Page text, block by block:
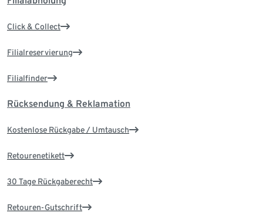
Click & Collect
Filialreservierung
Filialfinder
Rücksendung & Reklamation
Kostenlose Rückgabe / Umtausch
Retourenetikett
30 Tage Rückgaberecht
Retouren-Gutschrift